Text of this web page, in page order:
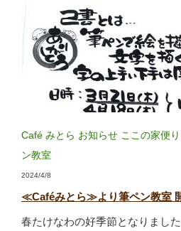
Café みとら お知らせ ここの家便り
ン教室
2024/4/8
≪Caféみとら≫より筆ペン教室
春たけなわの好季節となりまし